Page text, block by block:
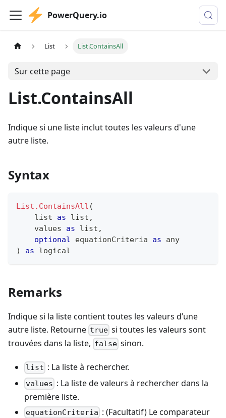
PowerQuery.io
List List.ContainsAll
Sur cette page
List.ContainsAll
Indique si une liste inclut toutes les valeurs d'une
autre liste.
Syntax
List.ContainsAll (
list
as list ,
    values
as list ,
optional equationCriteria as
any
)
as logical
Remarks
Indique si la liste contient toutes les valeurs d’une
autre liste. Retourne true si toutes les valeurs sont
trouvées dans la liste, false sinon.
list : La liste à rechercher.
values : La liste de valeurs à rechercher dans la
première liste.
equationCriteria : (Facultatif) Le comparateur